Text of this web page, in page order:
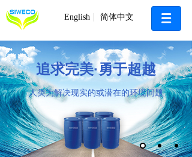
English 简体中文
追求完美·勇于超越
人类为解决现实的或潜在的环境问题